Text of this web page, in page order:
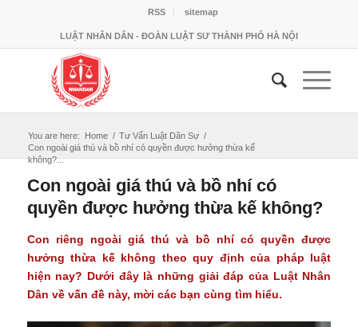
RSS sitemap
LUẬT NHÂN DÂN - ĐOÀN LUẬT SƯ THÀNH PHỐ HÀ NỘI
You are here: Home / Tư Vấn Luật Dân Sự /
Con ngoài giá thú và bồ nhí có quyền được hưởng thừa kế
không?...
Con ngoài giá thú và bồ nhí có
quyền được hưởng thừa kế không?
Con riêng ngoài giá thú và bồ nhí có quyền được
hưởng thừa kế không theo quy định của pháp luật
hiện nay? Dưới đây là những giải đáp của Luật Nhân
Dân về vấn đề này, mời các bạn cùng tìm hiểu.